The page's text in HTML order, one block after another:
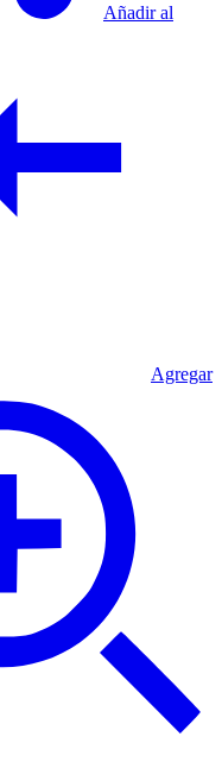
Añadir al
Agregar